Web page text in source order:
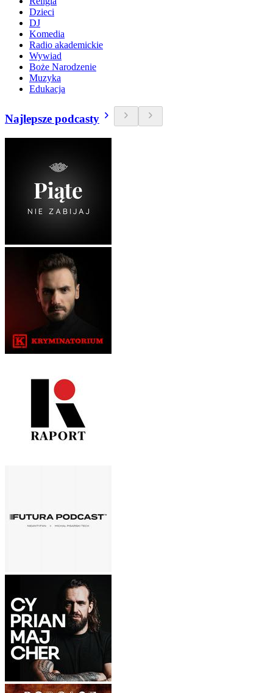
Dzieci
DJ
Komedia
Radio akademickie
Wywiad
Boże Narodzenie
Muzyka
Edukacja
Najlepsze podcasty